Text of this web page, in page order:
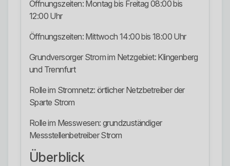
Öffnungszeiten: Montag bis Freitag 08:00 bis
12:00 Uhr
Öffnungszeiten: Mittwoch 14:00 bis 18:00 Uhr
Grundversorger Strom im Netzgebiet: Klingenberg
und Trennfurt
Rolle im Stromnetz: örtlicher Netzbetreiber der
Sparte Strom
Rolle im Messwesen: grundzuständiger
Messstellenbetreiber Strom
Überblick